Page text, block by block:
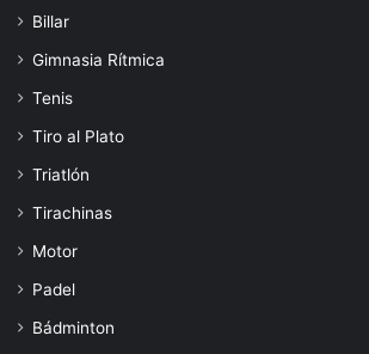
Billar
Gimnasia Rítmica
Tenis
Tiro al Plato
Triatlón
Tirachinas
Motor
Padel
Bádminton